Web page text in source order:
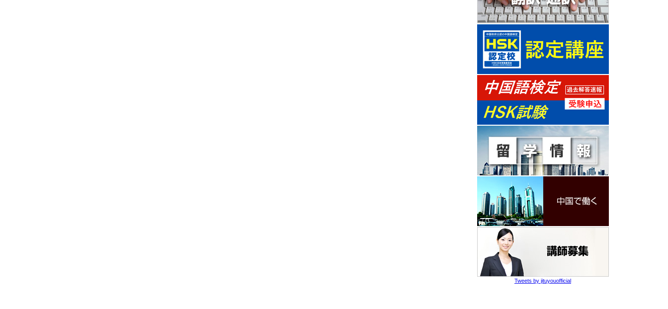
Tweets by jituyouofficial